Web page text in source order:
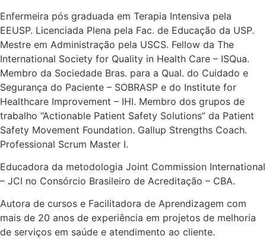
Enfermeira pós graduada em Terapia Intensiva pela
EEUSP. Licenciada Plena pela Fac. de Educação da USP.
Mestre em Administração pela USCS. Fellow da The
International Society for Quality in Health Care – ISQua.
Membro da Sociedade Bras. para a Qual. do Cuidado e
Segurança do Paciente – SOBRASP e do Institute for
Healthcare Improvement – IHI. Membro dos grupos de
trabalho “Actionable Patient Safety Solutions” da Patient
Safety Movement Foundation. Gallup Strengths Coach.
Professional Scrum Master I.
Educadora da metodologia Joint Commission International
– JCI no Consórcio Brasileiro de Acreditação – CBA.
Autora de cursos e Facilitadora de Aprendizagem com
mais de 20 anos de experiência em projetos de melhoria
de serviços em saúde e atendimento ao cliente.